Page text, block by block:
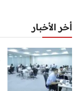
أخر الأخبار